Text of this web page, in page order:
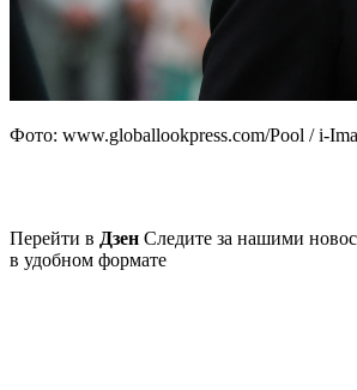
Фото: www.globallookpress.com/Pool / i-
Перейти в Дзен Следите за нашими
в удобном формате